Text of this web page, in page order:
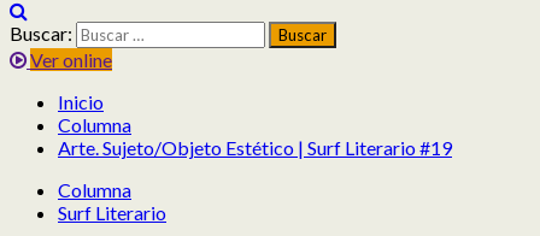
Buscar:
Ver online
Inicio
Columna
Arte. Sujeto/Objeto Estético | Surf Literario #19
Columna
Surf Literario